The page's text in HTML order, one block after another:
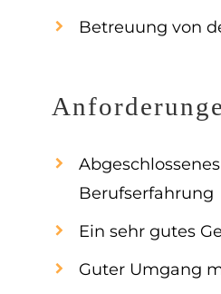
Betreuung von
Berufserfahrung
Ein sehr gutes
Guter Umgang